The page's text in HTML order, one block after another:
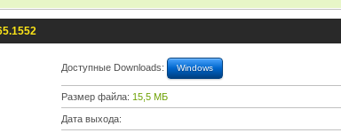
Доступные Downloads: Windows
Размер файла: 15,5 МБ
Дата выхода: